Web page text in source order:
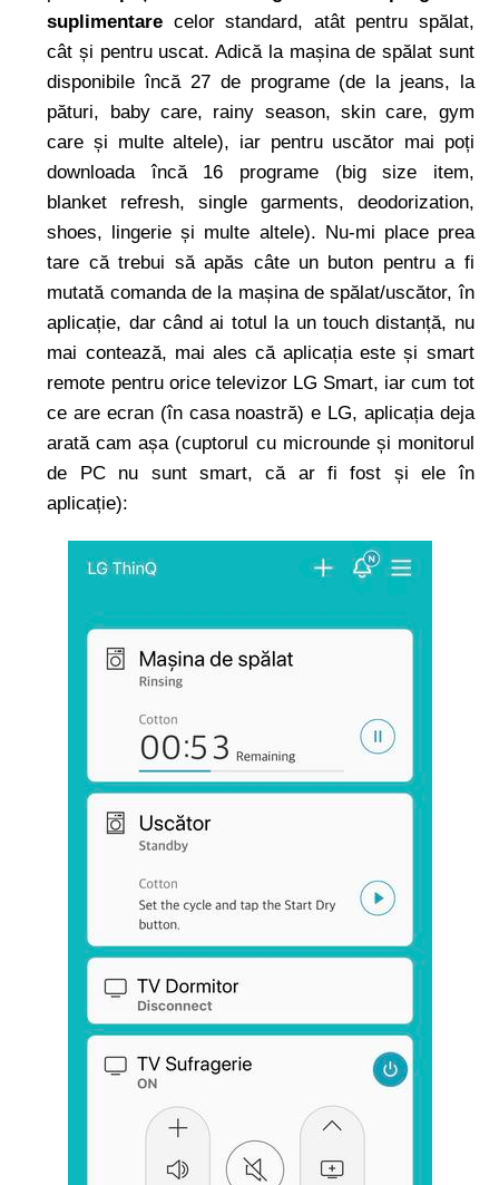
suplimentare celor standard, atât pentru spălat,
cât și pentru uscat. Adică la mașina de spălat sunt
disponibile încă 27 de programe (de la jeans, la
pături, baby care, rainy season, skin care, gym
care și multe altele), iar pentru uscător mai poți
downloada încă 16 programe (big size item,
blanket refresh, single garments, deodorization,
shoes, lingerie și multe altele). Nu-mi place prea
tare că trebui să apăs câte un buton pentru a fi
mutată comanda de la mașina de spălat/uscător, în
aplicație, dar când ai totul la un touch distanță, nu
mai contează, mai ales că aplicația este și smart
remote pentru orice televizor LG Smart, iar cum tot
ce are ecran (în casa noastră) e LG, aplicația deja
arată cam așa (cuptorul cu microunde și monitorul
de PC nu sunt smart, că ar fi fost și ele în
aplicație):